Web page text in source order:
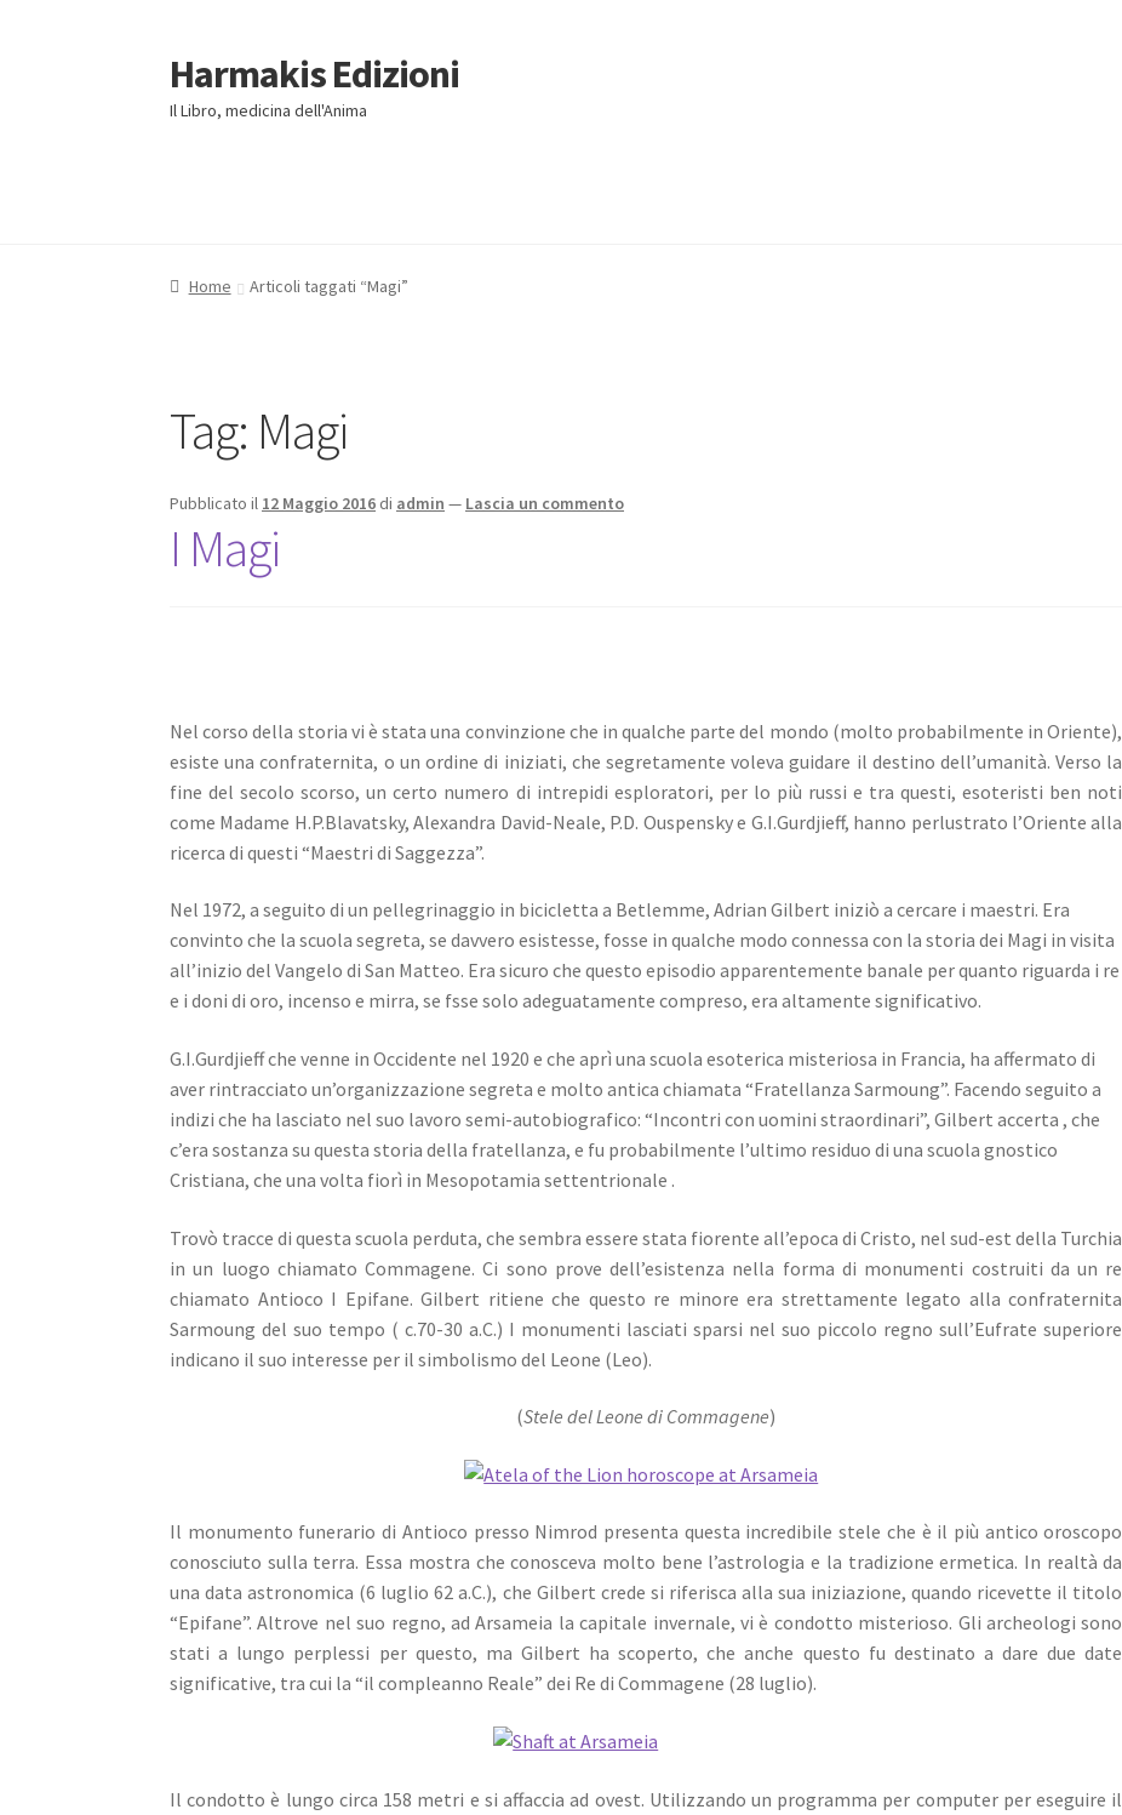
Vai
alla
navigazione
Vai
al
contenuto
Harmakis Edizioni
Il Libro, medicina dell'Anima
Home Articoli taggati “Magi”
Tag: Magi
Pubblicato il 12 Maggio 2016 di admin — Lascia un commento
I Magi
Nel corso della storia vi è stata una convinzione che in qualche parte del mondo (molto probabilmente in Oriente),
esiste una confraternita, o un ordine di iniziati, che segretamente voleva guidare il destino dell’umanità.Verso la
fine del secolo scorso, un certo numero di intrepidi esploratori, per lo più russi e tra questi, esoteristi ben noti
come Madame H.P.Blavatsky, Alexandra David-Neale, P.D. Ouspensky e G.I.Gurdjieff, hanno perlustrato l’Oriente alla
ricerca di questi “Maestri di Saggezza”.
Nel 1972, a seguito di un pellegrinaggio in bicicletta a Betlemme, Adrian Gilbert iniziò a cercare i maestri. Era
convinto che la scuola segreta, se davvero esistesse, fosse in qualche modo connessa con la storia dei Magi in visita
all’inizio del Vangelo di San Matteo. Era sicuro che questo episodio apparentemente banale per quanto riguarda i re
e i doni di oro, incenso e mirra, se fsse solo adeguatamente compreso, era altamente significativo.
G.I.Gurdjieff che venne in Occidente nel 1920 e che aprì una scuola esoterica misteriosa in Francia, ha affermato di
aver rintracciato un’organizzazione segreta e molto antica chiamata “Fratellanza Sarmoung”. Facendo seguito a
indizi che ha lasciato nel suo lavoro semi-autobiografico: “Incontri con uomini straordinari”, Gilbert accerta , che
c’era sostanza su questa storia della fratellanza, e fu probabilmente l’ultimo residuo di una scuola gnostico
Cristiana, che una volta fiorì in Mesopotamia settentrionale .
Trovò tracce di questa scuola perduta, che sembra essere stata fiorente all’epoca di Cristo, nel sud-est della Turchia
in un luogo chiamato Commagene. Ci sono prove dell’esistenza nella forma di monumenti costruiti da un re
chiamato Antioco I Epifane. Gilbert ritiene che questo re minore era strettamente legato alla confraternita
Sarmoung del suo tempo ( c.70-30 a.C.) I monumenti lasciati sparsi nel suo piccolo regno sull’Eufrate superiore
indicano il suo interesse per il simbolismo del Leone (Leo).
(Stele del Leone di Commagene)
Il monumento funerario di Antioco presso Nimrod presenta questa incredibile stele che è il più antico oroscopo
conosciuto sulla terra. Essa mostra che conosceva molto bene l’astrologia e la tradizione ermetica. In realtà da
una data astronomica (6 luglio 62 a.C.), che Gilbert crede si riferisca alla sua iniziazione, quando ricevette il titolo
“Epifane”. Altrove nel suo regno, ad Arsameia la capitale invernale, vi è condotto misterioso. Gli archeologi sono
stati a lungo perplessi per questo, ma Gilbert ha scoperto, che anche questo fu destinato a dare due date
significative, tra cui la “il compleanno Reale” dei Re di Commagene (28 luglio).
Il condotto è lungo circa 158 metri e si affaccia ad ovest. Utilizzando un programma per computer per eseguire il